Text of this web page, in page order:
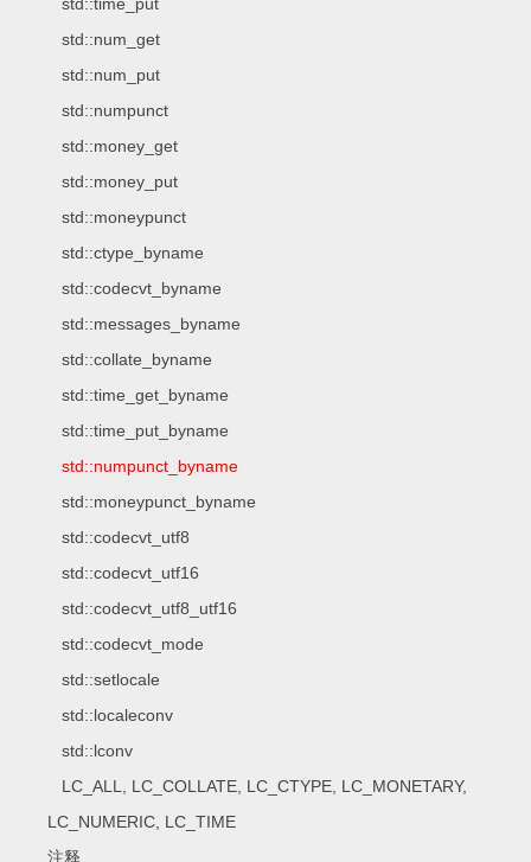
std::num_get
std::num_put
std::numpunct
std::money_get
std::money_put
std::moneypunct
std::ctype_byname
std::codecvt_byname
std::messages_byname
std::collate_byname
std::time_get_byname
std::time_put_byname
std::numpunct_byname
std::moneypunct_byname
std::codecvt_utf8
std::codecvt_utf16
std::codecvt_utf8_utf16
std::codecvt_mode
std::setlocale
std::localeconv
std::lconv
LC_ALL, LC_COLLATE, LC_CTYPE, LC_MONETARY,
LC_NUMERIC, LC_TIME
注释